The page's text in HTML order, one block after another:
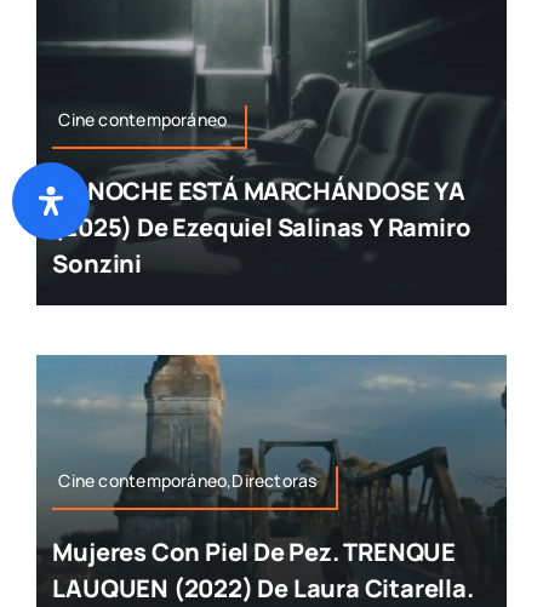
Cine contemporáneo
LA NOCHE ESTÁ MARCHÁNDOSE YA
(2025) De Ezequiel Salinas Y Ramiro
Sonzini
Cine contemporáneo,Directoras
Mujeres Con Piel De Pez. TRENQUE
LAUQUEN (2022) De Laura Citarella.